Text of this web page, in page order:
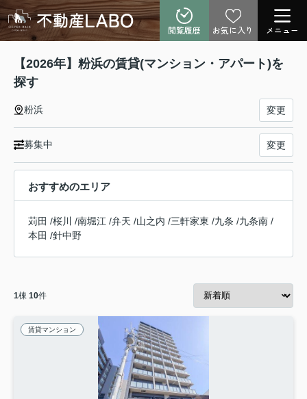
閲覧履歴 お気に入り メニュー
【2026年】粉浜の賃貸(マンション・アパート)を
探す
粉浜 変更
募集中 変更
おすすめのエリア
苅田 /桜川 /南堀江 /弁天 /山之内 /三軒家東 /九条 /九条南 /
本田 /針中野
1棟 10件
賃貸マンション